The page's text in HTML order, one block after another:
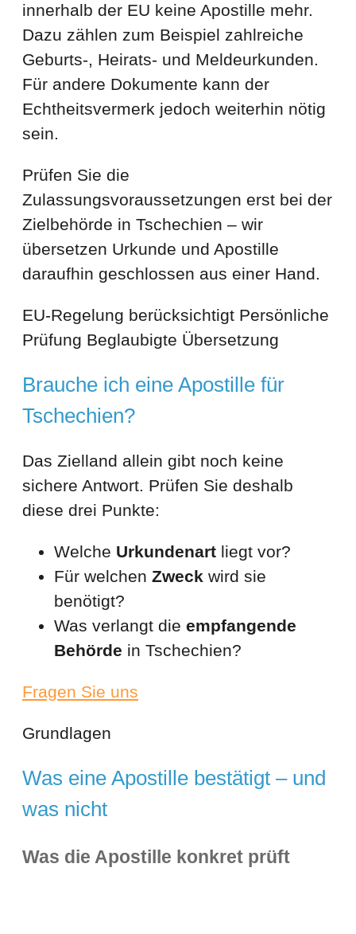
innerhalb der EU keine Apostille mehr.
Dazu zählen zum Beispiel zahlreiche
Geburts-, Heirats- und Meldeurkunden.
Für andere Dokumente kann der
Echtheitsvermerk jedoch weiterhin nötig
sein.
Prüfen Sie die
Zulassungsvoraussetzungen erst bei der
Zielbehörde in Tschechien – wir
übersetzen Urkunde und Apostille
daraufhin geschlossen aus einer Hand.
EU-Regelung berücksichtigt Persönliche
Prüfung Beglaubigte Übersetzung
Brauche ich eine Apostille für
Tschechien?
Das Zielland allein gibt noch keine
sichere Antwort. Prüfen Sie deshalb
diese drei Punkte:
Welche Urkundenart liegt vor?
Für welchen Zweck wird sie
benötigt?
Was verlangt die empfangende
Behörde in Tschechien?
Fragen Sie uns
Grundlagen
Was eine Apostille bestätigt – und
was nicht
Was die Apostille konkret prüft